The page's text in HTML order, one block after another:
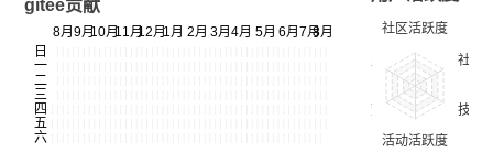
gitee贡献